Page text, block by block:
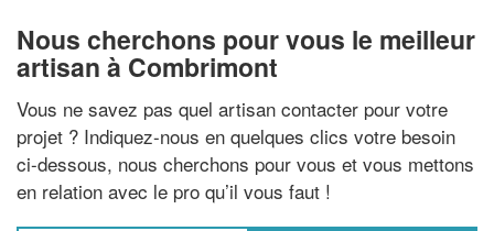
Nous cherchons pour vous le meilleur
artisan à Combrimont
Vous ne savez pas quel artisan contacter pour votre
projet ? Indiquez-nous en quelques clics votre besoin
ci-dessous, nous cherchons pour vous et vous mettons
en relation avec le pro qu’il vous faut !